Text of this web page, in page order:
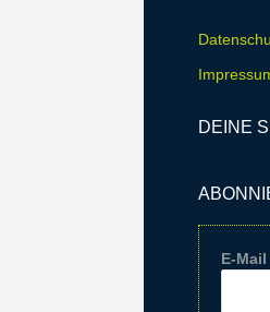
DEINE
E-Mail